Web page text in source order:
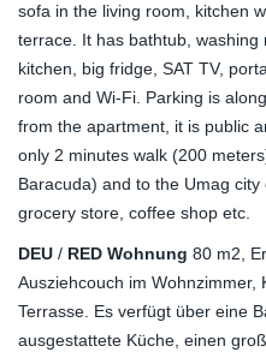
sofa in the living room, kitchen
terrace. It has bathtub,
kitchen, big fridge, SAT TV,
room and Wi-Fi. Parking is
from the apartment, it is public
only 2 minutes walk (200
Baracuda) and to the Umag city
grocery store, coffee shop etc.
DEU / RED Wohnung 80 m2,
Ausziehcouch im Wohnzimmer,
Terrasse. Es verfügt über eine
ausgestattete Küche, einen